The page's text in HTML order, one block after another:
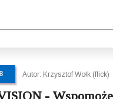
Autor: Krzysztof Wołk (flick)
-